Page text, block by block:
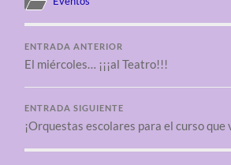
ENTRADA ANTERIOR
El miércoles… ¡¡¡al Teatro!!!
ENTRADA SIGUIENTE
¡Orquestas escolares para el curso que